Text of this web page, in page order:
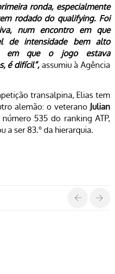
ronda, especialmente
rodado do qualifying. Foi
num encontro em que
de intensidade bem alto
em que o jogo estava
é difícil”,assumiu à Agência
transalpina, Elias tem
alemão: o veterano Julian
535 do ranking ATP,
a ser 83.º da hierarquia.